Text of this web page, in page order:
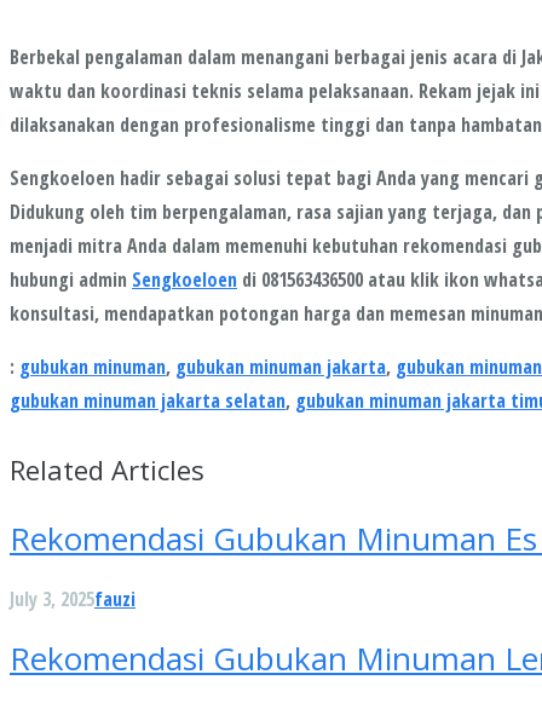
Berbekal pengalaman dalam menangani berbagai jenis acara di
waktu dan koordinasi teknis selama pelaksanaan. Rekam jejak
dilaksanakan dengan profesionalisme tinggi dan tanpa
Sengkoeloen hadir sebagai solusi tepat bagi Anda yang
Didukung oleh tim berpengalaman, rasa sajian yang terjaga,
menjadi mitra Anda dalam memenuhi kebutuhan rekomendasi
hubungi admin Sengkoeloen di 081563436500 atau klik ikon
konsultasi, mendapatkan potongan harga dan memesan
: gubukan minuman, gubukan minuman jakarta, gubukan
gubukan minuman jakarta selatan, gubukan minuman jakarta
Related Articles
Rekomendasi Gubukan Minuman
July 3, 2025fauzi
Rekomendasi Gubukan Minuman